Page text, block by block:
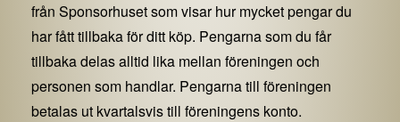
från Sponsorhuset som visar hur mycket pengar du
har fått tillbaka för ditt köp. Pengarna som du får
tillbaka delas alltid lika mellan föreningen och
personen som handlar. Pengarna till föreningen
betalas ut kvartalsvis till föreningens konto.